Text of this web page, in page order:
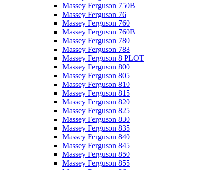
Massey Ferguson 750B
Massey Ferguson 76
Massey Ferguson 760
Massey Ferguson 760B
Massey Ferguson 780
Massey Ferguson 788
Massey Ferguson 8 PLOT
Massey Ferguson 800
Massey Ferguson 805
Massey Ferguson 810
Massey Ferguson 815
Massey Ferguson 820
Massey Ferguson 825
Massey Ferguson 830
Massey Ferguson 835
Massey Ferguson 840
Massey Ferguson 845
Massey Ferguson 850
Massey Ferguson 855